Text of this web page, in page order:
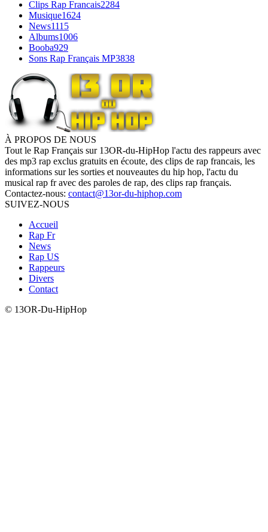
Clips Rap Francais2284
Musique1624
News1115
Albums1006
Booba929
Sons Rap Français MP3838
À PROPOS DE NOUS
Tout le Rap Français sur 13OR-du-HipHop l'actu des rappeurs avec
des mp3 rap exclus gratuits en écoute, des clips de rap francais, les
informations sur les sorties et nouveautes du hip hop, l'actu du
musical rap fr avec des paroles de rap, des clips rap français.
Contactez-nous: contact@13or-du-hiphop.com
SUIVEZ-NOUS
Accueil
Rap Fr
News
Rap US
Rappeurs
Divers
Contact
© 13OR-Du-HipHop